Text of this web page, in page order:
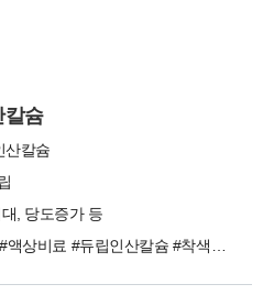
칼슘
산칼슘
, 당도증가 등